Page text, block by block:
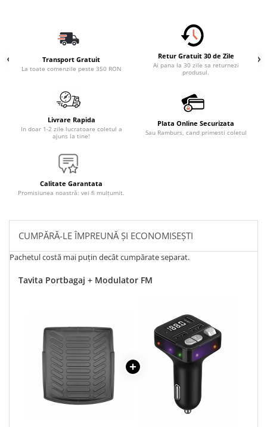
Transport Gratuit
La toate comenzile peste 350 RON
Retur Gratuit 30 de Zile
Ai pana la 30 zile sa returnezi
produsul.
Livrare Rapida
In doar 1-2 zile lucratoare coletul a
ajuns la tine!
Plata Online Securizata
Sau Ramburs, cand primesti coletul
Calitate Garantata
Promisiunea noastră: vei fi mulțumit.
CUMPĂRĂ-LE ÎMPREUNĂ ȘI ECONOMISEȘTI
Pachetul costă mai puțin decât cumpărate separat.
Tavita Portbagaj + Modulator FM